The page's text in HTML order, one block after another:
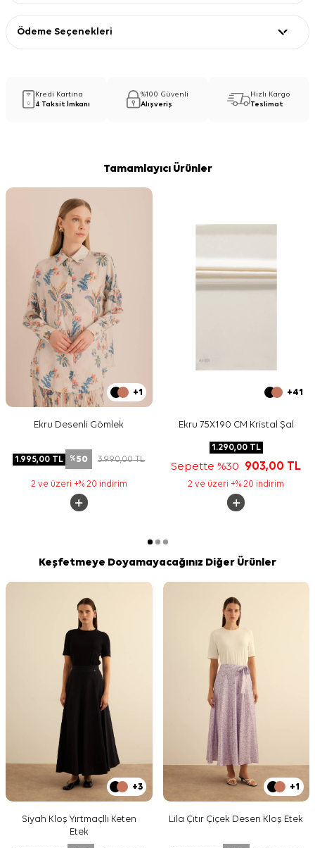
Ödeme Seçenekleri
Kredi Kartına
4 Taksit İmkanı
%100 Güvenli
Alışveriş
Hızlı Kargo
Teslimat
Tamamlayıcı Ürünler
+1
Ekru Desenli Gömlek
1.995,00 TL %50 3.990,00TL
2 ve üzeri +% 20 indirim
+41
Ekru 75X190 CM Kristal Şal
1.290,00TL
Sepette %30 903,00 TL
2 ve üzeri +% 20 indirim
Keşfetmeye Doyamayacağınız Diğer Ürünler
+3
Siyah Kloş Yırtmaçllı Keten
Etek
+1
Lila Çıtır Çiçek Desen Kloş Etek